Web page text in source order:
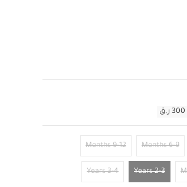
6-9 Months
9-12 Months
2-3 Years
3-4 Years